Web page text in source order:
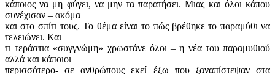
κάποιος να μη φύγει, να μην τα παρατήσει. Μιας και όλοι κάπου
συνέχισαν – ακόμα
και στο σπίτι τους. Το θέμα είναι το πώς βρέθηκε το παραμύθι να
τελειώνει. Και
τι τεράστια «συγγνώμη» χρωστάνε όλοι – η νέα του παραμυθιού
αλλά και κάποιοι
περισσότερο- σε ανθρώπους εκεί έξω που ξαναπίστεψαν στα